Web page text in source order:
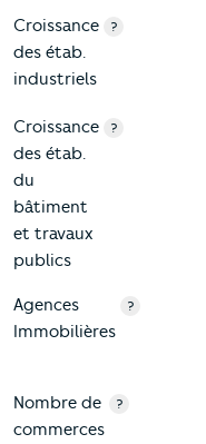
Croissance
des étab.
industriels
?
Croissance
des étab.
du
bâtiment
et travaux
publics
?
Agences
Immobilières
?
Nombre de
commerces
?